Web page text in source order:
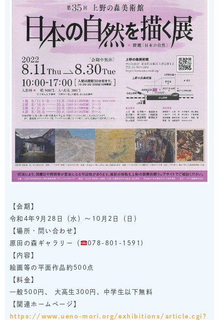
【会期】
令和4年9月28日（水）～10月2日（日）
【場所・問い合わせ】
原田の森ギャラリー（
078-801-1591)
【内容】
絵画等の平面作品約500点
【料金】
一般500円、 大高生300円、中学生以下無料
【関連ホームページ】
https://www.ueno-mori.org/exhibitions/article.cgi?